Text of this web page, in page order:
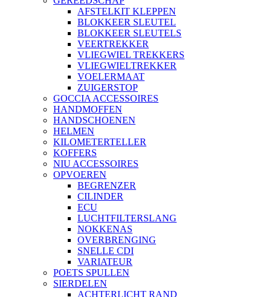
AFSTELKIT KLEPPEN
BLOKKEER SLEUTEL
BLOKKEER SLEUTELS
VEERTREKKER
VLIEGWIEL TREKKERS
VLIEGWIELTREKKER
VOELERMAAT
ZUIGERSTOP
GOCCIA ACCESSOIRES
HANDMOFFEN
HANDSCHOENEN
HELMEN
KILOMETERTELLER
KOFFERS
NIU ACCESSOIRES
OPVOEREN
BEGRENZER
CILINDER
ECU
LUCHTFILTERSLANG
NOKKENAS
OVERBRENGING
SNELLE CDI
VARIATEUR
POETS SPULLEN
SIERDELEN
ACHTERLICHT RAND